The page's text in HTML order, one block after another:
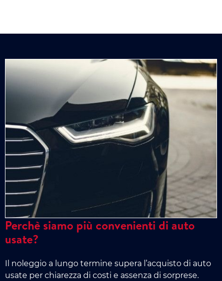
Perchè siamo più convenienti di auto
usate?
Il noleggio a lungo termine supera l’acquisto di auto
usate per chiarezza di costi e assenza di sorprese.